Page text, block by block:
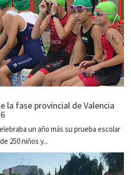
la fase provincial de Valencia
un año más su prueba escolar
250 niños y...